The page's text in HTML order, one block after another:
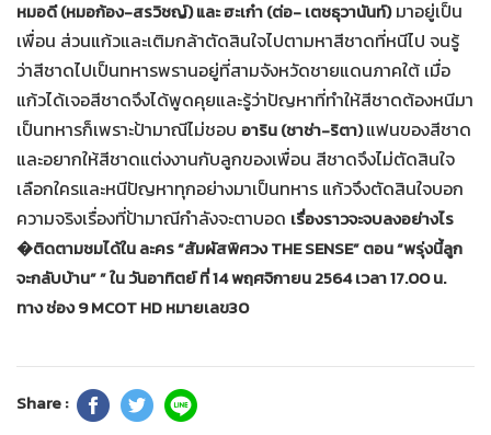
หมอดี (หมอก้อง-สรวิชญ์) และ ฮะเก๋า (ต่อ- เตชธุวานันท์)มาอยู่เป็น
เพื่อน ส่วนแก้วและเติมกล้าตัดสินใจไปตามหาสีชาดที่หนีไป จนรู้
ว่าสีชาดไปเป็นทหารพรานอยู่ที่สามจังหวัดชายแดนภาคใต้ เมื่อ
แก้วได้เจอสีชาดจึงได้พูดคุยและรู้ว่าปัญหาที่ทำให้สีชาดต้องหนีมา
เป็นทหารก็เพราะป้ามาณีไม่ชอบ อาริน (ชาช่า-ริตา)แฟนของสีชาด
และอยากให้สีชาดแต่งงานกับลูกของเพื่อน สีชาดจึงไม่ตัดสินใจ
เลือกใครและหนีปัญหาทุกอย่างมาเป็นทหาร แก้วจึงตัดสินใจบอก
ความจริงเรื่องที่ป้ามาณีกำลังจะตาบอด เรื่องราวจะจบลงอย่างไร
�ติดตามชมได้ใน ละคร“สัมผัสพิศวง THE SENSE” ตอน “พรุ่งนี้ลูก
จะกลับบ้าน” ”ใน วันอาทิตย์ ที่ 14 พฤศจิกายน 2564 เวลา 17.00 น.
ทาง ช่อง 9 MCOT HD หมายเลข30
Share :